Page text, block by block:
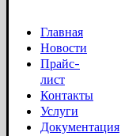
Главная
Новости
Прайс-
лист
Контакты
Услуги
Документация